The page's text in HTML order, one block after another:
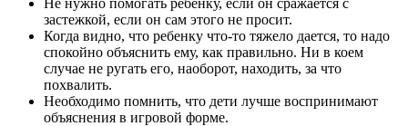
застежкой, если он сам этого не просит.
Когда видно, что ребенку что-то тяжело дается, то надо
спокойно объяснить ему, как правильно. Ни в коем
случае не ругать его, наоборот, находить, за что
похвалить.
Необходимо помнить, что дети лучше воспринимают
объяснения в игровой форме.